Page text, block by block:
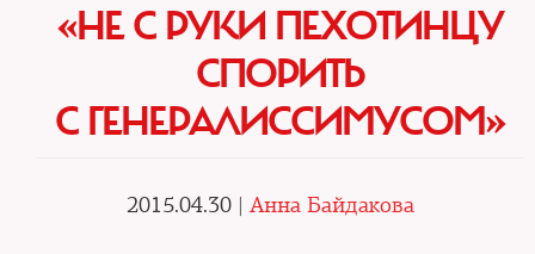
«НЕ С РУКИ ПЕХОТИНЦУ
СПОРИТЬ
С ГЕНЕРАЛИССИМУСОМ»
2015.04.30 | Анна Байдакова